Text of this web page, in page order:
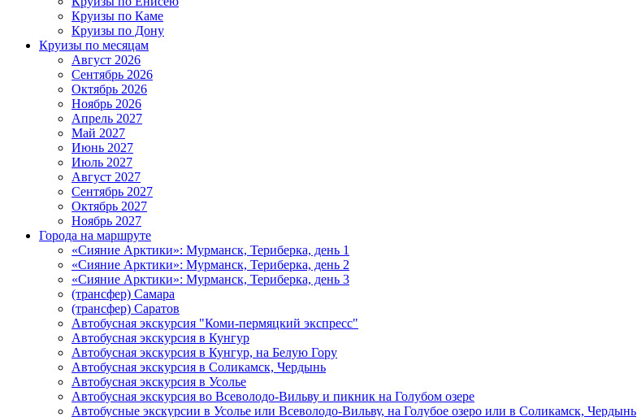
Круизы по Каме
Круизы по Дону
Круизы по месяцам
Август 2026
Сентябрь 2026
Октябрь 2026
Ноябрь 2026
Апрель 2027
Май 2027
Июнь 2027
Июль 2027
Август 2027
Сентябрь 2027
Октябрь 2027
Ноябрь 2027
Города на маршруте
«Сияние Арктики»: Мурманск, Териберка, день 1
«Сияние Арктики»: Мурманск, Териберка, день 2
«Сияние Арктики»: Мурманск, Териберка, день 3
(трансфер) Самара
(трансфер) Саратов
Автобусная экскурсия "Коми-пермяцкий экспресс"
Автобусная экскурсия в Кунгур
Автобусная экскурсия в Кунгур, на Белую Гору
Автобусная экскурсия в Соликамск, Чердынь
Автобусная экскурсия в Усолье
Автобусная экскурсия во Всеволодо-Вильву и пикник на Голубом озере
Автобусные экскурсии в Усолье или Всеволодо-Вильву, на Голубое озеро или в Соликамск, Чердынь